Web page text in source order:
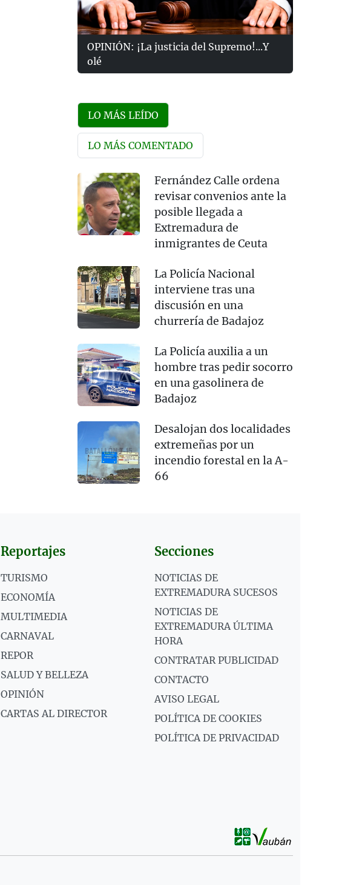
OPINIÓN: ¡La justicia del Supremo!...Y
olé
LO MÁS LEÍDO
LO MÁS COMENTADO
Fernández Calle ordena
revisar convenios ante la
posible llegada a
Extremadura de
inmigrantes de Ceuta
La Policía Nacional
interviene tras una
discusión en una
churrería de Badajoz
La Policía auxilia a un
hombre tras pedir socorro
en una gasolinera de
Badajoz
Desalojan dos localidades
extremeñas por un
incendio forestal en la A-
66
Reportajes
TURISMO
ECONOMÍA
MULTIMEDIA
CARNAVAL
REPOR
SALUD Y BELLEZA
OPINIÓN
CARTAS AL DIRECTOR
Secciones
NOTICIAS DE
EXTREMADURA SUCESOS
NOTICIAS DE
EXTREMADURA ÚLTIMA
HORA
CONTRATAR PUBLICIDAD
CONTACTO
AVISO LEGAL
POLÍTICA DE COOKIES
POLÍTICA DE PRIVACIDAD